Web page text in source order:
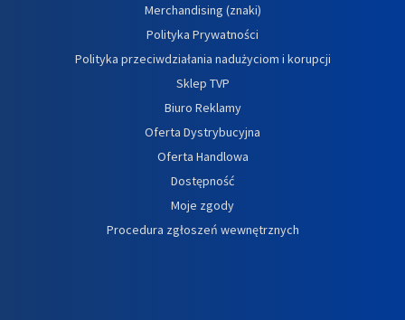
Merchandising (znaki)
Polityka Prywatności
Polityka przeciwdziałania nadużyciom i korupcji
Sklep TVP
Biuro Reklamy
Oferta Dystrybucyjna
Oferta Handlowa
Dostępność
Moje zgody
Procedura zgłoszeń wewnętrznych